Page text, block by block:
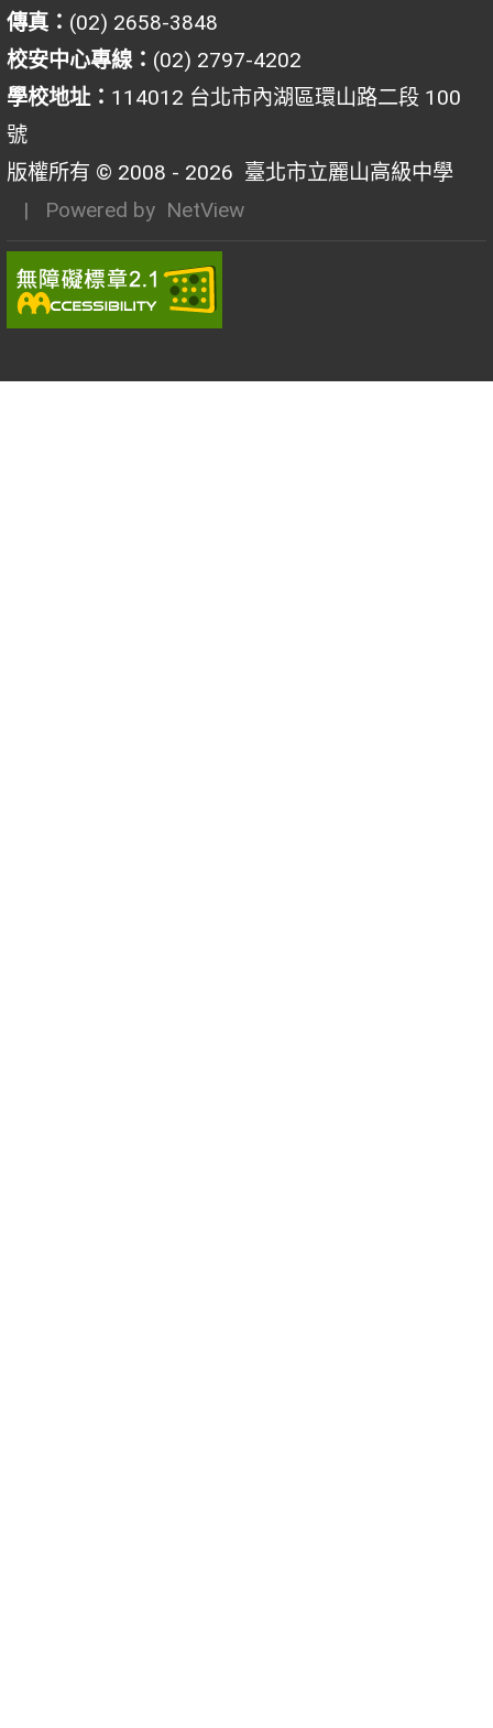
傳真： (02) 2658-3848
校安中心專線： (02) 2797-4202
學校地址： 114012 台北市內湖區環山路二段 100
號
版權所有 © 2008 - 2026 臺北市立麗山高級中學
| Powered by NetView